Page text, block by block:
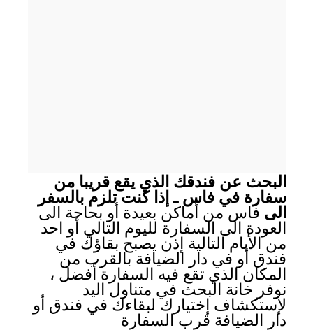
البحث عن فندقك الذي يقع قريبا من
سفارة في فاس ـ إذا كنت تلزم بالسفر
الى فاس من أماكن بعيدة أو بحاجة الى
العودة الى السفارة لليوم التالي أو احد
من الأيام التالية إذن يصبح بقاؤك في
فندق أو في دار الضيافة بالقرب من
المكان الذي تقع فيه السفارة أفضل ،
نوفر خانة البحث في متناول اليد
لإستكشاف إختيارك لبقاءك في فندق أو
دار الضيافة قرب السفارة